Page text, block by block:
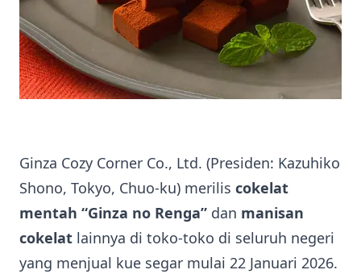
Ginza Cozy Corner Co., Ltd. (Presiden: Kazuhiko
Shono, Tokyo, Chuo-ku) merilis cokelat
mentah “Ginza no Renga” dan manisan
cokelat lainnya di toko-toko di seluruh negeri
yang menjual kue segar mulai 22 Januari 2026.